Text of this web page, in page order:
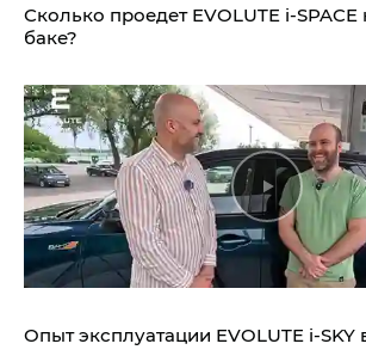
Сколько проедет EVOLUTE
баке?
Опыт эксплуатации EVOLUTE i‑SKY